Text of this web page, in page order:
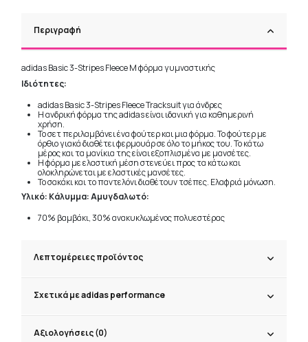
Περιγραφή
adidas Basic 3-Stripes Fleece M φόρμα γυμναστικής
Ιδιότητες:
adidas Basic 3-Stripes Fleece Tracksuit για άνδρες
Η ανδρική φόρμα της adidas είναι ιδανική για καθημερινή
χρήση.
Το σετ περιλαμβάνει ένα φούτερ και μια φόρμα. Το φούτερ με
όρθιο γιακά διαθέτει φερμουάρ σε όλο το μήκος του. Το κάτω
μέρος και τα μανίκια της είναι εξοπλισμένα με μανσέτες.
Η φόρμα με ελαστική μέση στενεύει προς τα κάτω και
ολοκληρώνεται με ελαστικές μανσέτες.
Το σακάκι και το παντελόνι διαθέτουν τσέπες. Ελαφριά μόνωση.
Υλικό: Κάλυμμα: Αμυγδαλωτό:
70% βαμβάκι, 30% ανακυκλωμένος πολυεστέρας
Λεπτομέρειες προϊόντος
Σχετικά με adidas performance
Αξιολογήσεις (0)